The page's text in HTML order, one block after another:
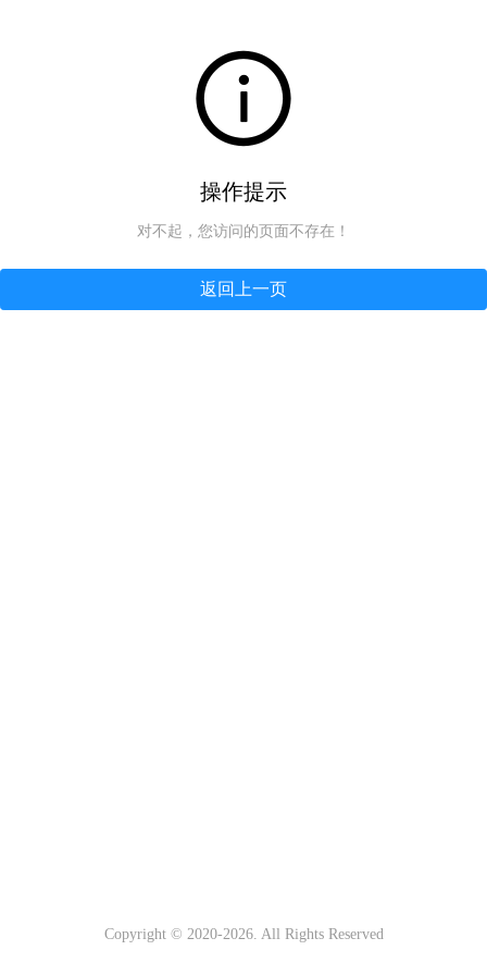
操作提示
对不起，您访问的页面不存在！
返回上一页
Copyright © 2020-2026. All Rights Reserved